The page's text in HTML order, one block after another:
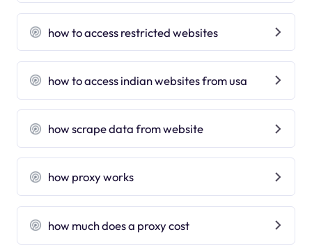
how to access restricted websites
how to access indian websites from usa
how scrape data from website
how proxy works
how much does a proxy cost